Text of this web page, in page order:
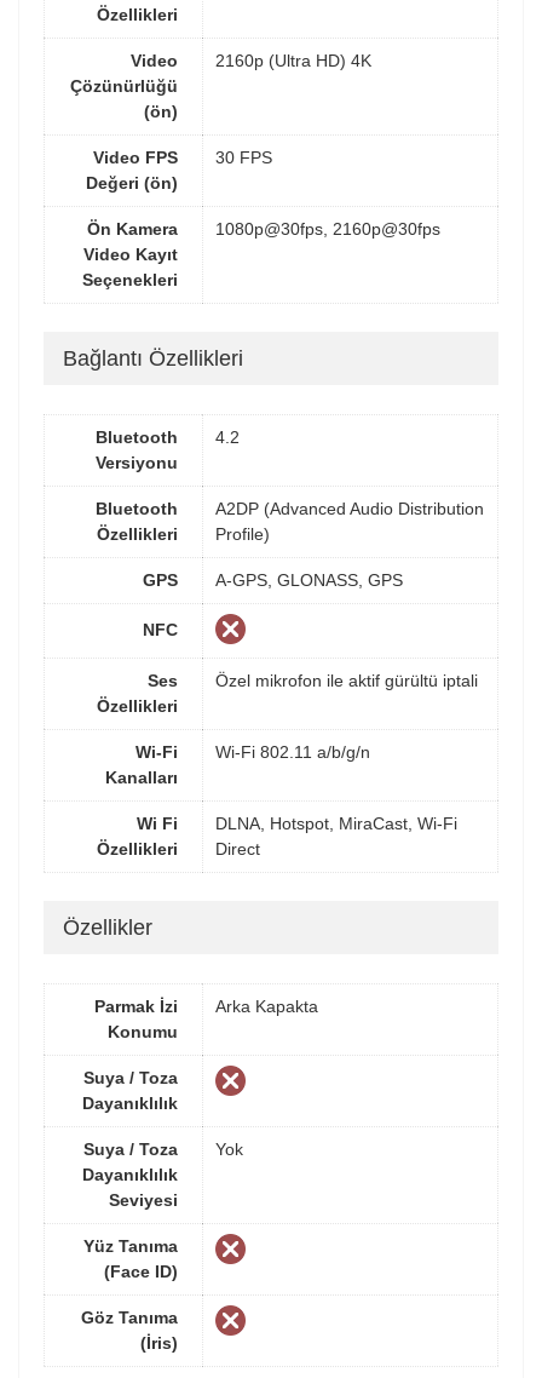
Özellikleri
Video
Çözünürlüğü
(ön)
2160p (Ultra HD) 4K
Video FPS
Değeri (ön)
30 FPS
Ön Kamera
Video Kayıt
Seçenekleri
1080p@30fps, 2160p@30fps
Bağlantı Özellikleri
Bluetooth
Versiyonu
4.2
Bluetooth
Özellikleri
A2DP (Advanced Audio Distribution
Profile)
GPS A-GPS, GLONASS, GPS
NFC
Ses
Özellikleri
Özel mikrofon ile aktif gürültü iptali
Wi-Fi
Kanalları
Wi-Fi 802.11 a/b/g/n
Wi Fi
Özellikleri
DLNA, Hotspot, MiraCast, Wi-Fi
Direct
Özellikler
Parmak İzi
Konumu
Arka Kapakta
Suya / Toza
Dayanıklılık
Suya / Toza
Dayanıklılık
Seviyesi
Yok
Yüz Tanıma
(Face ID)
Göz Tanıma
(İris)